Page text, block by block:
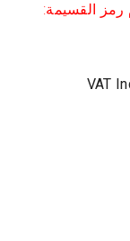
رمز القسيمة:
VAT